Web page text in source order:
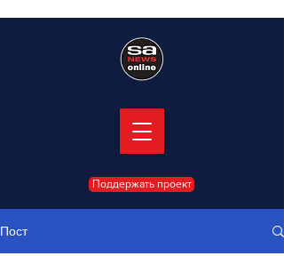
Поддержать проект
Пост